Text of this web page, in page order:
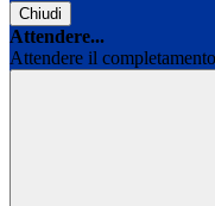
Chiudi
Attendere...
Attendere il